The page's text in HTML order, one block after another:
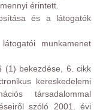
érintett.
és a látogatók
munkamenet
(1) bekezdése, 6. cikk
kereskedelemi
társadalommal
szóló 2001. évi